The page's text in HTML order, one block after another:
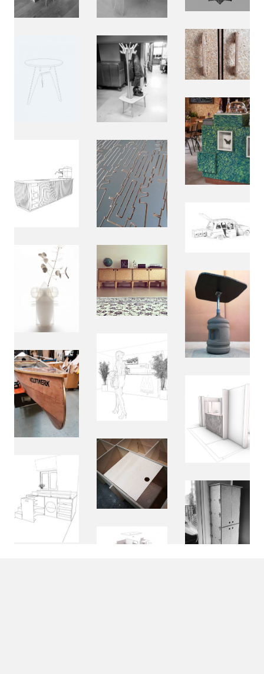
Veldtwerk denkt graag mee en is oplossingsgericht.
Jaren van ervaring in zowel 2d als 3d.
Samen in gesprek:
david@veldtwerk.info
© Copyright Veldtwerk 2022. All Rights Reserved.
Download
Algemene Voorwaarden